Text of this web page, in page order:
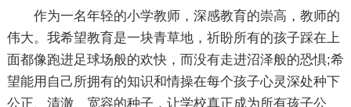
作为一名年轻的小学教师，深感教育的崇高，教师的
伟大。我希望教育是一块青草地，祈盼所有的孩子踩在上
面都像跑进足球场般的欢快，而没有走进沼泽般的恐惧;希
望能用自己所拥有的知识和情操在每个孩子心灵深处种下
公正、清澈、宽容的种子，让学校真正成为所有孩子公